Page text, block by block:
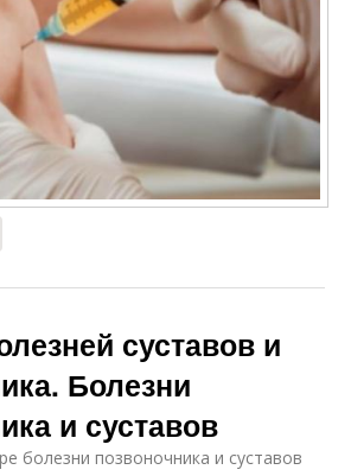
суставов и
Болезни
и суставов
болезни позвоночника и суставов